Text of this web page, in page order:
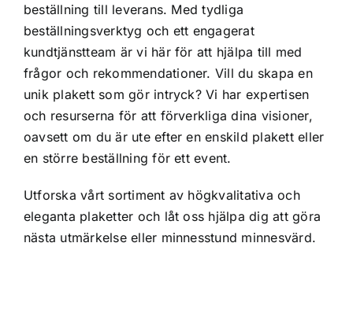
beställning till leverans. Med tydliga
beställningsverktyg och ett engagerat
kundtjänstteam är vi här för att hjälpa till med
frågor och rekommendationer. Vill du skapa en
unik plakett som gör intryck? Vi har expertisen
och resurserna för att förverkliga dina visioner,
oavsett om du är ute efter en enskild plakett eller
en större beställning för ett event.
Utforska vårt sortiment av högkvalitativa och
eleganta plaketter och låt oss hjälpa dig att göra
nästa utmärkelse eller minnesstund minnesvärd.